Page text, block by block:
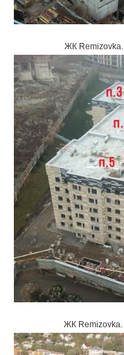
ЖК Remizovka.
ЖК Remizovka.